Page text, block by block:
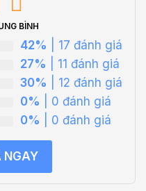
BÌNH
42% | 17 đánh giá
27% | 11 đánh giá
30% | 12 đánh giá
0% | 0 đánh giá
0% | 0 đánh giá
NGAY